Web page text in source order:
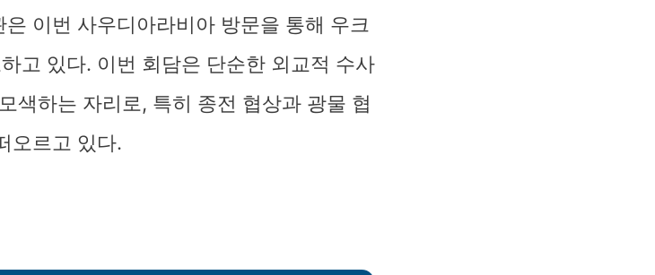
이번 사우디아라비아 방문을 통해 우크
고 있다. 이번 회담은 단순한 외교적 수사
색하는 자리로, 특히 종전 협상과 광물 협
오르고 있다.